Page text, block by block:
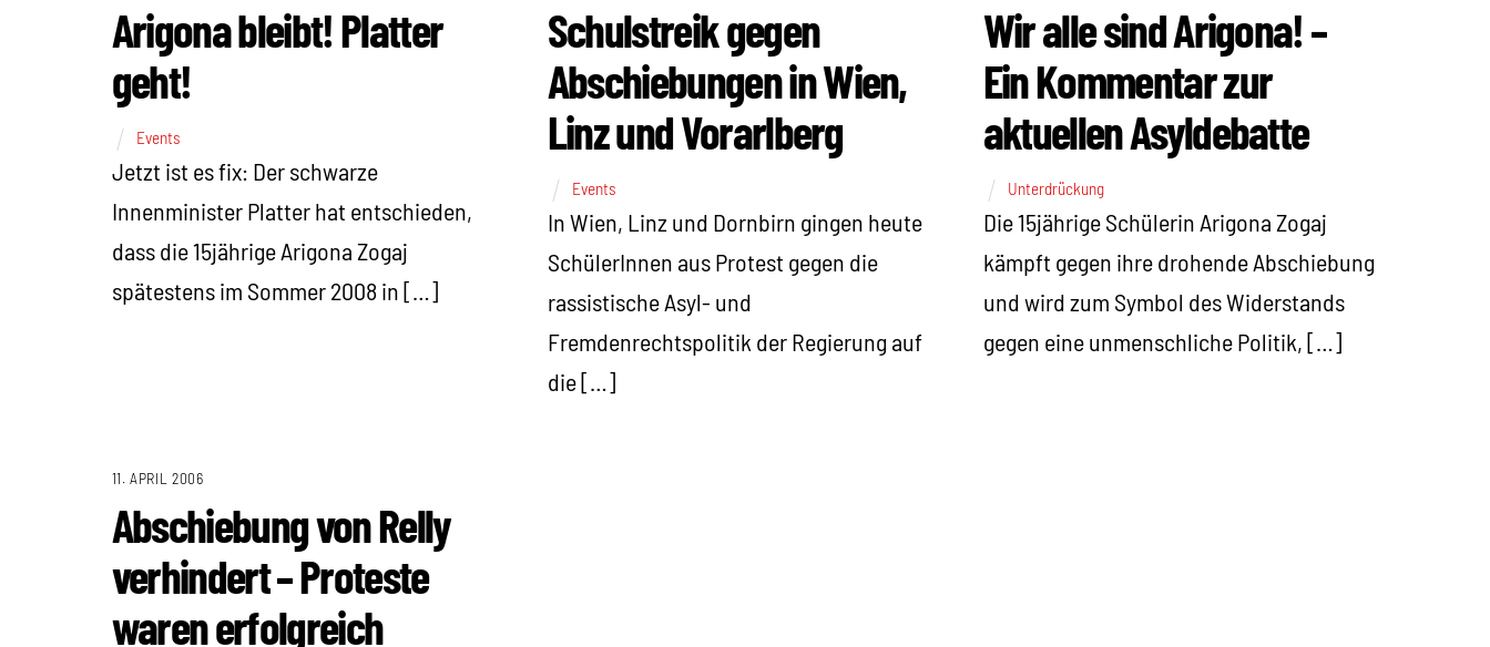
Arigona bleibt! Platter
geht!
Events
Jetzt ist es fix: Der schwarze
Innenminister Platter hat entschieden,
dass die 15jährige Arigona Zogaj
spätestens im Sommer 2008 in […]
Schulstreik gegen
Abschiebungen in Wien,
Linz und Vorarlberg
Events
In Wien, Linz und Dornbirn gingen heute
SchülerInnen aus Protest gegen die
rassistische Asyl- und
Fremdenrechtspolitik der Regierung auf
die […]
Wir alle sind Arigona! –
Ein Kommentar zur
aktuellen Asyldebatte
Unterdrückung
Die 15jährige Schülerin Arigona Zogaj
kämpft gegen ihre drohende Abschiebung
und wird zum Symbol des Widerstands
gegen eine unmenschliche Politik, […]
11. APRIL 2006
Abschiebung von Relly
verhindert – Proteste
waren erfolgreich